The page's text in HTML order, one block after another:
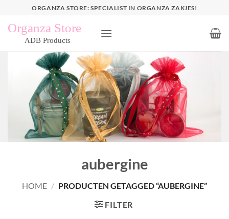
inhoud
ORGANZA STORE: SPECIALIST IN ORGANZA ZAKJES!
aubergine
HOME / PRODUCTEN GETAGGED “AUBERGINE”
FILTER